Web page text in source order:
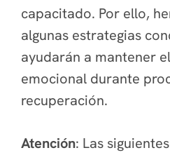
capacitado. Por ello,
algunas estrategias
ayudarán a mantener
emocional durante
recuperación.
Atención: Las